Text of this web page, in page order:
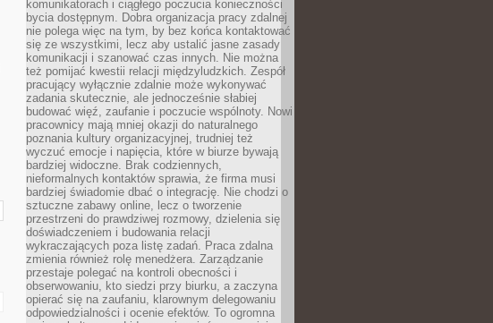
komunikatorach i ciągłego poczucia konieczności
bycia dostępnym. Dobra organizacja pracy zdalnej
nie polega więc na tym, by bez końca kontaktować
się ze wszystkimi, lecz aby ustalić jasne zasady
komunikacji i szanować czas innych. Nie można
też pomijać kwestii relacji międzyludzkich. Zespół
pracujący wyłącznie zdalnie może wykonywać
zadania skutecznie, ale jednocześnie słabiej
budować więź, zaufanie i poczucie wspólnoty. Nowi
pracownicy mają mniej okazji do naturalnego
poznania kultury organizacyjnej, trudniej też
wyczuć emocje i napięcia, które w biurze bywają
bardziej widoczne. Brak codziennych,
nieformalnych kontaktów sprawia, że firma musi
bardziej świadomie dbać o integrację. Nie chodzi o
sztuczne zabawy online, lecz o tworzenie
przestrzeni do prawdziwej rozmowy, dzielenia się
doświadczeniem i budowania relacji
wykraczających poza listę zadań. Praca zdalna
zmienia również rolę menedżera. Zarządzanie
przestaje polegać na kontroli obecności i
obserwowaniu, kto siedzi przy biurku, a zaczyna
opierać się na zaufaniu, klarownym delegowaniu
odpowiedzialności i ocenie efektów. To ogromna